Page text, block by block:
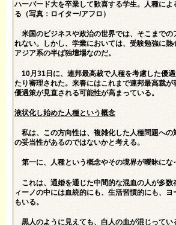
ハーバード大を卒業して歓喜する学生。人種によ
る（写真：ロイター/アフロ）
米国のビジネスや政治の世界では、そこまでの
れない。しかし、学業においては、受験勉強に熱
アジア系の半ば独壇場なのだ。
10月31日に、連邦最高裁で人種を考慮した優
たり審理された。来春にはこれまで連邦最高裁が
優遇策が見直される可能性が高まっている。
液状化し始めた人種という概念
私は、この方向性は、複雑化した人種問題への
の妥当性があるのではないかと考える。
第一に、人種という概念やその境界が曖昧にな
これは、通婚を通じた中間的な混血の人が多数
ィーノの中には血統的にも、生活習慣的にも、ヨ
もいる。
黒人のように見えても、白人の血が混じってい